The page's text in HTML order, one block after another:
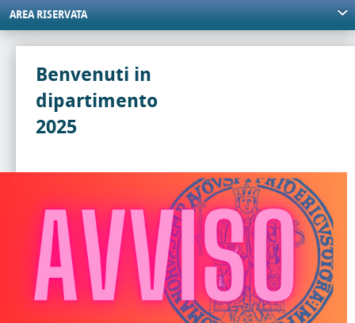
AREA RISERVATA
Benvenuti in
dipartimento
2025